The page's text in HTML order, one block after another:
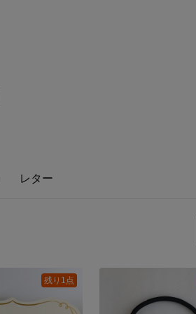
レター
残り1点